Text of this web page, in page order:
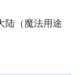
陆（魔法用途